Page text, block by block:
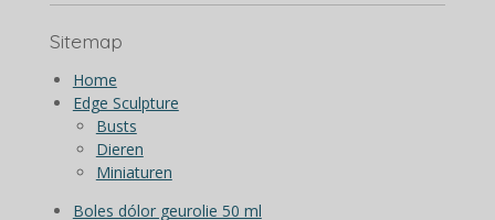
Sitemap
Home
Edge Sculpture
Busts
Dieren
Miniaturen
Boles dólor geurolie 50 ml